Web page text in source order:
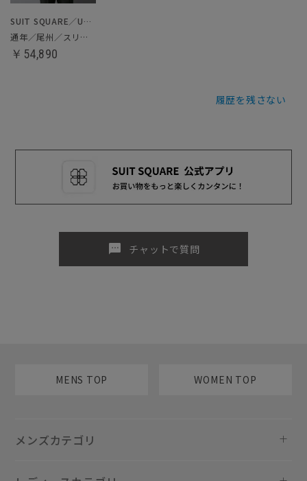
SUIT SQUARE／UNIVERSAL LANGUAGE
通年／尾州／スリーピーススーツ
￥54,890
履歴を残さない
sms チャットで質問
MENS TOP WOMEN TOP
メンズカテゴリ